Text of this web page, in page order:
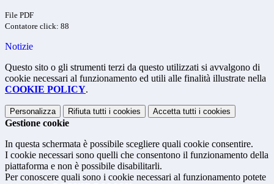
File PDF
Contatore click: 88
Notizie
Questo sito o gli strumenti terzi da questo utilizzati si avvalgono di
cookie necessari al funzionamento ed utili alle finalità illustrate nella
COOKIE POLICY.
Personalizza Rifiuta tutti i cookies Accetta tutti i cookies
Gestione cookie
In questa schermata è possibile scegliere quali cookie consentire.
I cookie necessari sono quelli che consentono il funzionamento della
piattaforma e non è possibile disabilitarli.
Per conoscere quali sono i cookie necessari al funzionamento potete